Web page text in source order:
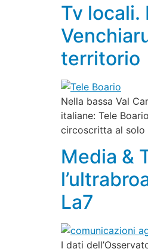
Tv locali.
territorio
Nella bassa Val
italiane: Tele
circoscritta al
Media &
La7
I dati